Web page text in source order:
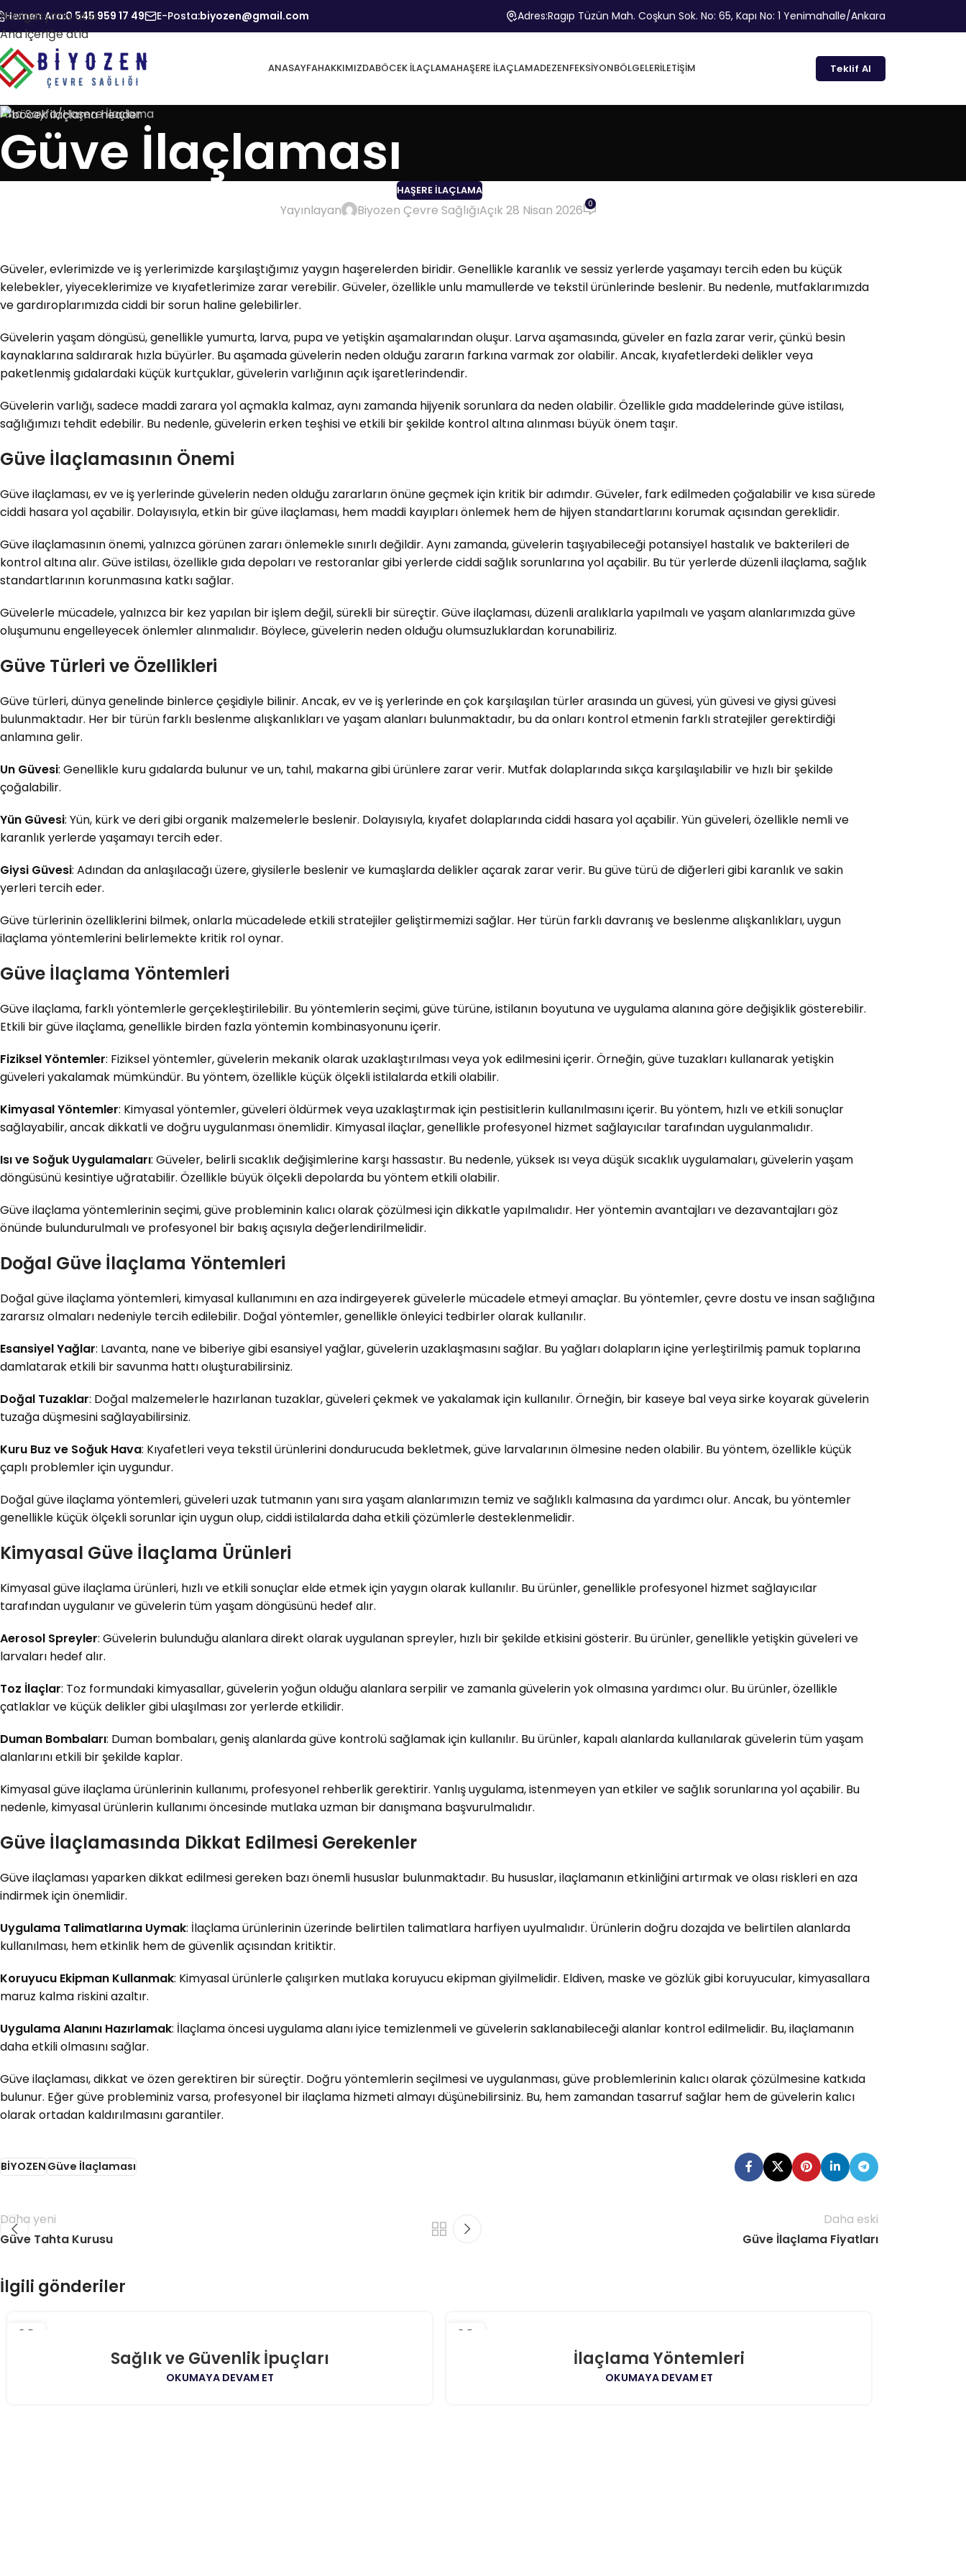
Navigasyona atla
Ana içeriğe atla
Hemen Ara:0 545 959 17 49 E-Posta:biyozen@gmail.com Adres:Ragıp Tüzün Mah. Coşkun Sok. No: 65, Kapı No: 1 Yenimahalle/Ankara
ANASAYFAHAKKIMIZDABÖCEK İLAÇLAMAHAŞERE İLAÇLAMADEZENFEKSIYONBÖLGELERİLETIŞIM Teklif Al
Ana Sayfa Haşere İlaçlama
Güve İlaçlaması
HAŞERE İLAÇLAMA
Yayınlayan Biyozen Çevre SağlığıAçık 28 Nisan 2026 0
Güveler, evlerimizde ve iş yerlerimizde karşılaştığımız yaygın haşerelerden biridir. Genellikle karanlık ve sessiz yerlerde yaşamayı tercih eden bu küçük
kelebekler, yiyeceklerimize ve kıyafetlerimize zarar verebilir. Güveler, özellikle unlu mamullerde ve tekstil ürünlerinde beslenir. Bu nedenle, mutfaklarımızda
ve gardıroplarımızda ciddi bir sorun haline gelebilirler.
Güvelerin yaşam döngüsü, genellikle yumurta, larva, pupa ve yetişkin aşamalarından oluşur. Larva aşamasında, güveler en fazla zarar verir, çünkü besin
kaynaklarına saldırarak hızla büyürler. Bu aşamada güvelerin neden olduğu zararın farkına varmak zor olabilir. Ancak, kıyafetlerdeki delikler veya
paketlenmiş gıdalardaki küçük kurtçuklar, güvelerin varlığının açık işaretlerindendir.
Güvelerin varlığı, sadece maddi zarara yol açmakla kalmaz, aynı zamanda hijyenik sorunlara da neden olabilir. Özellikle gıda maddelerinde güve istilası,
sağlığımızı tehdit edebilir. Bu nedenle, güvelerin erken teşhisi ve etkili bir şekilde kontrol altına alınması büyük önem taşır.
Güve İlaçlamasının Önemi
Güve ilaçlaması, ev ve iş yerlerinde güvelerin neden olduğu zararların önüne geçmek için kritik bir adımdır. Güveler, fark edilmeden çoğalabilir ve kısa sürede
ciddi hasara yol açabilir. Dolayısıyla, etkin bir güve ilaçlaması, hem maddi kayıpları önlemek hem de hijyen standartlarını korumak açısından gereklidir.
Güve ilaçlamasının önemi, yalnızca görünen zararı önlemekle sınırlı değildir. Aynı zamanda, güvelerin taşıyabileceği potansiyel hastalık ve bakterileri de
kontrol altına alır. Güve istilası, özellikle gıda depoları ve restoranlar gibi yerlerde ciddi sağlık sorunlarına yol açabilir. Bu tür yerlerde düzenli ilaçlama, sağlık
standartlarının korunmasına katkı sağlar.
Güvelerle mücadele, yalnızca bir kez yapılan bir işlem değil, sürekli bir süreçtir. Güve ilaçlaması, düzenli aralıklarla yapılmalı ve yaşam alanlarımızda güve
oluşumunu engelleyecek önlemler alınmalıdır. Böylece, güvelerin neden olduğu olumsuzluklardan korunabiliriz.
Güve Türleri ve Özellikleri
Güve türleri, dünya genelinde binlerce çeşidiyle bilinir. Ancak, ev ve iş yerlerinde en çok karşılaşılan türler arasında un güvesi, yün güvesi ve giysi güvesi
bulunmaktadır. Her bir türün farklı beslenme alışkanlıkları ve yaşam alanları bulunmaktadır, bu da onları kontrol etmenin farklı stratejiler gerektirdiği
anlamına gelir.
Un Güvesi: Genellikle kuru gıdalarda bulunur ve un, tahıl, makarna gibi ürünlere zarar verir. Mutfak dolaplarında sıkça karşılaşılabilir ve hızlı bir şekilde
çoğalabilir.
Yün Güvesi: Yün, kürk ve deri gibi organik malzemelerle beslenir. Dolayısıyla, kıyafet dolaplarında ciddi hasara yol açabilir. Yün güveleri, özellikle nemli ve
karanlık yerlerde yaşamayı tercih eder.
Giysi Güvesi: Adından da anlaşılacağı üzere, giysilerle beslenir ve kumaşlarda delikler açarak zarar verir. Bu güve türü de diğerleri gibi karanlık ve sakin
yerleri tercih eder.
Güve türlerinin özelliklerini bilmek, onlarla mücadelede etkili stratejiler geliştirmemizi sağlar. Her türün farklı davranış ve beslenme alışkanlıkları, uygun
ilaçlama yöntemlerini belirlemekte kritik rol oynar.
Güve İlaçlama Yöntemleri
Güve ilaçlama, farklı yöntemlerle gerçekleştirilebilir. Bu yöntemlerin seçimi, güve türüne, istilanın boyutuna ve uygulama alanına göre değişiklik gösterebilir.
Etkili bir güve ilaçlama, genellikle birden fazla yöntemin kombinasyonunu içerir.
Fiziksel Yöntemler: Fiziksel yöntemler, güvelerin mekanik olarak uzaklaştırılması veya yok edilmesini içerir. Örneğin, güve tuzakları kullanarak yetişkin
güveleri yakalamak mümkündür. Bu yöntem, özellikle küçük ölçekli istilalarda etkili olabilir.
Kimyasal Yöntemler: Kimyasal yöntemler, güveleri öldürmek veya uzaklaştırmak için pestisitlerin kullanılmasını içerir. Bu yöntem, hızlı ve etkili sonuçlar
sağlayabilir, ancak dikkatli ve doğru uygulanması önemlidir. Kimyasal ilaçlar, genellikle profesyonel hizmet sağlayıcılar tarafından uygulanmalıdır.
Isı ve Soğuk Uygulamaları: Güveler, belirli sıcaklık değişimlerine karşı hassastır. Bu nedenle, yüksek ısı veya düşük sıcaklık uygulamaları, güvelerin yaşam
döngüsünü kesintiye uğratabilir. Özellikle büyük ölçekli depolarda bu yöntem etkili olabilir.
Güve ilaçlama yöntemlerinin seçimi, güve probleminin kalıcı olarak çözülmesi için dikkatle yapılmalıdır. Her yöntemin avantajları ve dezavantajları göz
önünde bulundurulmalı ve profesyonel bir bakış açısıyla değerlendirilmelidir.
Doğal Güve İlaçlama Yöntemleri
Doğal güve ilaçlama yöntemleri, kimyasal kullanımını en aza indirgeyerek güvelerle mücadele etmeyi amaçlar. Bu yöntemler, çevre dostu ve insan sağlığına
zararsız olmaları nedeniyle tercih edilebilir. Doğal yöntemler, genellikle önleyici tedbirler olarak kullanılır.
Esansiyel Yağlar: Lavanta, nane ve biberiye gibi esansiyel yağlar, güvelerin uzaklaşmasını sağlar. Bu yağları dolapların içine yerleştirilmiş pamuk toplarına
damlatarak etkili bir savunma hattı oluşturabilirsiniz.
Doğal Tuzaklar: Doğal malzemelerle hazırlanan tuzaklar, güveleri çekmek ve yakalamak için kullanılır. Örneğin, bir kaseye bal veya sirke koyarak güvelerin
tuzağa düşmesini sağlayabilirsiniz.
Kuru Buz ve Soğuk Hava: Kıyafetleri veya tekstil ürünlerini dondurucuda bekletmek, güve larvalarının ölmesine neden olabilir. Bu yöntem, özellikle küçük
çaplı problemler için uygundur.
Doğal güve ilaçlama yöntemleri, güveleri uzak tutmanın yanı sıra yaşam alanlarımızın temiz ve sağlıklı kalmasına da yardımcı olur. Ancak, bu yöntemler
genellikle küçük ölçekli sorunlar için uygun olup, ciddi istilalarda daha etkili çözümlerle desteklenmelidir.
Kimyasal Güve İlaçlama Ürünleri
Kimyasal güve ilaçlama ürünleri, hızlı ve etkili sonuçlar elde etmek için yaygın olarak kullanılır. Bu ürünler, genellikle profesyonel hizmet sağlayıcılar
tarafından uygulanır ve güvelerin tüm yaşam döngüsünü hedef alır.
Aerosol Spreyler: Güvelerin bulunduğu alanlara direkt olarak uygulanan spreyler, hızlı bir şekilde etkisini gösterir. Bu ürünler, genellikle yetişkin güveleri ve
larvaları hedef alır.
Toz İlaçlar: Toz formundaki kimyasallar, güvelerin yoğun olduğu alanlara serpilir ve zamanla güvelerin yok olmasına yardımcı olur. Bu ürünler, özellikle
çatlaklar ve küçük delikler gibi ulaşılması zor yerlerde etkilidir.
Duman Bombaları: Duman bombaları, geniş alanlarda güve kontrolü sağlamak için kullanılır. Bu ürünler, kapalı alanlarda kullanılarak güvelerin tüm yaşam
alanlarını etkili bir şekilde kaplar.
Kimyasal güve ilaçlama ürünlerinin kullanımı, profesyonel rehberlik gerektirir. Yanlış uygulama, istenmeyen yan etkiler ve sağlık sorunlarına yol açabilir. Bu
nedenle, kimyasal ürünlerin kullanımı öncesinde mutlaka uzman bir danışmana başvurulmalıdır.
Güve İlaçlamasında Dikkat Edilmesi Gerekenler
Güve ilaçlaması yaparken dikkat edilmesi gereken bazı önemli hususlar bulunmaktadır. Bu hususlar, ilaçlamanın etkinliğini artırmak ve olası riskleri en aza
indirmek için önemlidir.
Uygulama Talimatlarına Uymak: İlaçlama ürünlerinin üzerinde belirtilen talimatlara harfiyen uyulmalıdır. Ürünlerin doğru dozajda ve belirtilen alanlarda
kullanılması, hem etkinlik hem de güvenlik açısından kritiktir.
Koruyucu Ekipman Kullanmak: Kimyasal ürünlerle çalışırken mutlaka koruyucu ekipman giyilmelidir. Eldiven, maske ve gözlük gibi koruyucular, kimyasallara
maruz kalma riskini azaltır.
Uygulama Alanını Hazırlamak: İlaçlama öncesi uygulama alanı iyice temizlenmeli ve güvelerin saklanabileceği alanlar kontrol edilmelidir. Bu, ilaçlamanın
daha etkili olmasını sağlar.
Güve ilaçlaması, dikkat ve özen gerektiren bir süreçtir. Doğru yöntemlerin seçilmesi ve uygulanması, güve problemlerinin kalıcı olarak çözülmesine katkıda
bulunur. Eğer güve probleminiz varsa, profesyonel bir ilaçlama hizmeti almayı düşünebilirsiniz. Bu, hem zamandan tasarruf sağlar hem de güvelerin kalıcı
olarak ortadan kaldırılmasını garantiler.
BİYOZENGüve İlaçlaması
Daha yeni
Güve Tahta Kurusu
Daha eski
Güve İlaçlama Fiyatları
İlgili gönderiler
28
Sağlık ve Güvenlik İpuçları
OKUMAYA DEVAM ET
28
İlaçlama Yöntemleri
OKUMAYA DEVAM ET